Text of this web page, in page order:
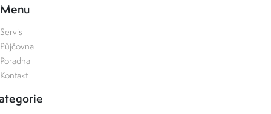
Menu
Servis
Půjčovna
Poradna
Kontakt